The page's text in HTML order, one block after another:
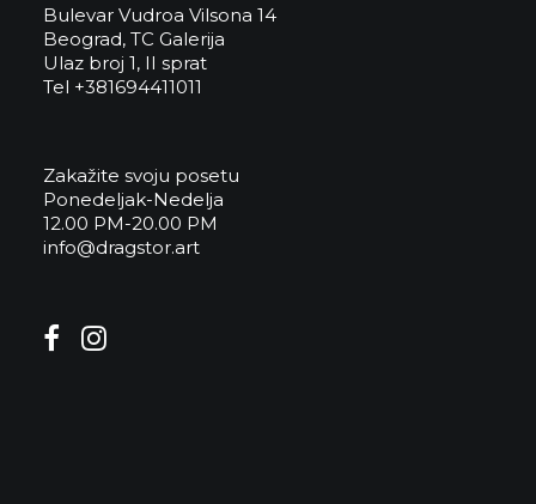
Bulevar Vudroa Vilsona 14
Beograd, TC Galerija
Ulaz broj 1, II sprat
Tel +381694411011
Zakažite svoju posetu
Ponedeljak-Nedelja
12.00 PM-20.00 PM
info@dragstor.art